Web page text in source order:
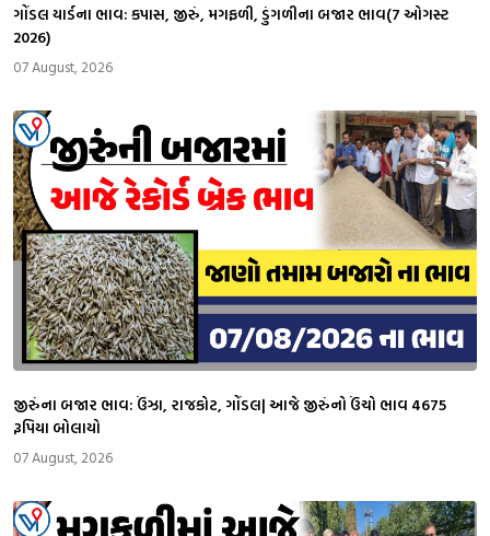
ગોંડલ યાર્ડના ભાવ: કપાસ, જીરું, મગફળી, ડુંગળીના બજાર ભાવ(7 ઓગસ્ટ
2026)
07 August, 2026
જીરુંના બજાર ભાવ: ઉંઝા, રાજકોટ, ગોંડલ| આજે જીરુંનો ઉંચો ભાવ 4675
રૂપિયા બોલાયો
07 August, 2026